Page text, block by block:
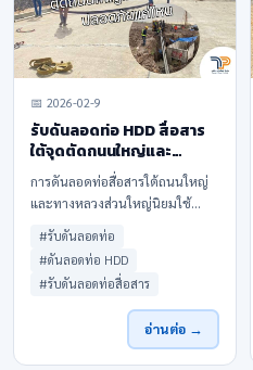
📅 2026-02-9
รับดันลอดท่อ HDD สื่อสาร
ใต้จุดตัดถนนใหญ่และ
ทางหลวง ปลอดภัยแค่ไหน
การดันลอดท่อสื่อสารใต้ถนนใหญ่
และทางหลวงส่วนใหญ่นิยมใช้
ในแนวนอนจากฝั่งหนึ่งไปยังอีกฝั่ง
หนึ่ง โดยควบคุมแนวเจาะและ
ความลึกอย่างแม่นยำ จากนั้นจึงดึง
ท่อ HDPE หรือท่อร้อยสายไฟเบอร์
เข้าไปตามแนวรูเจาะ วิธีนี้ช่วยให้
ผิวถนนด้านบนไม่ถูกกระทบ ไม่เกิด
#รับดันลอดท่อ
#ดันลอดท่อ HDD
#รับดันลอดท่อสื่อสาร
อ่านต่อ →